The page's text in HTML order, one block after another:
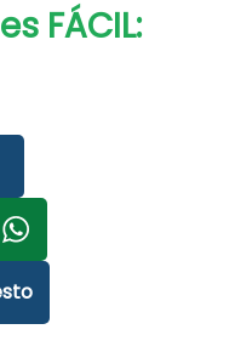
FÁCIL: